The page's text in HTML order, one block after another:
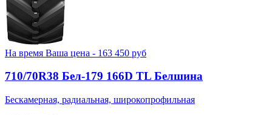
На время Ваша цена - 163 450 руб
710/70R38 Бел-179 166D TL Белшина
Бескамерная, радиальная, широкопрофильная